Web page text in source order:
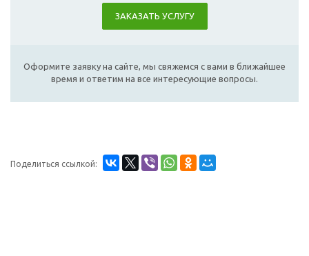
ЗАКАЗАТЬ УСЛУГУ
Оформите заявку на сайте, мы свяжемся с вами в ближайшее
время и ответим на все интересующие вопросы.
Поделиться ссылкой: